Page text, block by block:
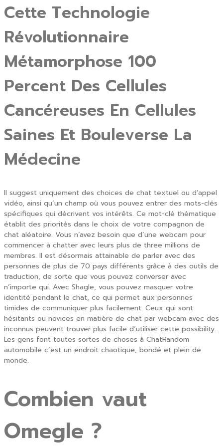
Cette Technologie
Révolutionnaire
Métamorphose 100
Percent Des Cellules
Cancéreuses En Cellules
Saines Et Bouleverse La
Médecine
Il suggest uniquement des choices de chat textuel ou d’appel
vidéo, ainsi qu’un champ où vous pouvez entrer des mots-clés
spécifiques qui décrivent vos intérêts. Ce mot-clé thématique
établit des priorités dans le choix de votre compagnon de
chat aléatoire. Vous n’avez besoin que d’une webcam pour
commencer à chatter avec leurs plus de three millions de
membres. Il est désormais attainable de parler avec des
personnes de plus de 70 pays différents grâce à des outils de
traduction, de sorte que vous pouvez converser avec
n’importe qui. Avec Shagle, vous pouvez masquer votre
identité pendant le chat, ce qui permet aux personnes
timides de communiquer plus facilement. Ceux qui sont
hésitants ou novices en matière de chat par webcam avec des
inconnus peuvent trouver plus facile d’utiliser cette possibility.
Les gens font toutes sortes de choses à ChatRandom
automobile c’est un endroit chaotique, bondé et plein de
monde.
Combien vaut
Omegle ?